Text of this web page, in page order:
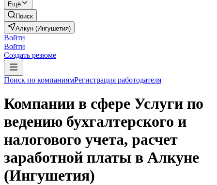
Ещё
Поиск
Алкун (Ингушетия)
Войти
Войти
Создать резюме
Поиск по компаниямРегистрация работодателя
Компании в сфере Услуги по
ведению бухгалтерского и
налогового учета, расчет
заработной платы в Алкуне
(Ингушетия)